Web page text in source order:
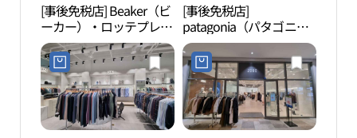
[事後免税店] Beaker（ビ
ーカー）・ロッテプレミ
アムアウトレットイチョ
ン（利川）店(비이커 롯
데프리미엄아울렛 이천
점)
[事後免税店]
patagonia（パタゴニ
ア）・ロッテプレミアム
アウトレットイチョン
（利川）店(파타고니아
롯데프리미엄아울렛 이
천점)